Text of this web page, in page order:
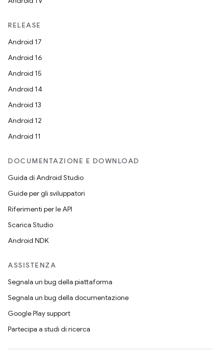
RELEASE
Android 17
Android 16
Android 15
Android 14
Android 13
Android 12
Android 11
DOCUMENTAZIONE E DOWNLOAD
Guida di Android Studio
Guide per gli sviluppatori
Riferimenti per le API
Scarica Studio
Android NDK
ASSISTENZA
Segnala un bug della piattaforma
Segnala un bug della documentazione
Google Play support
Partecipa a studi di ricerca